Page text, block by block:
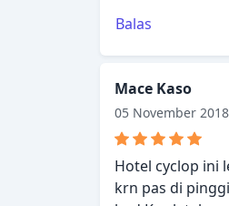
Balas
Mace Kaso
05 November
Hotel cyclop ini
krn pas di